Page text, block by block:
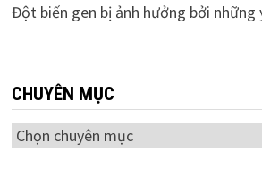
Đột biến gen bị ảnh hưởng bởi những
CHUYÊN MỤC
Chuyên